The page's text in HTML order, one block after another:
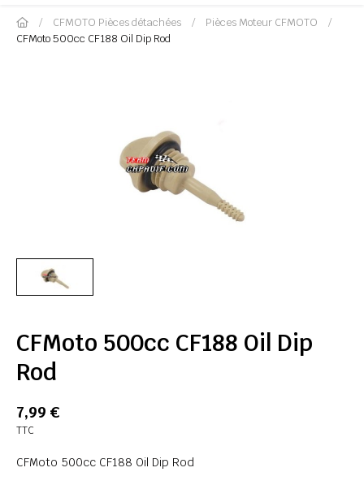
CFMOTO Pièces détachées
Pièces Moteur CFMOTO
CFMoto 500cc CF188 Oil Dip Rod
CFMoto 500cc CF188 Oil Dip
Rod
7,99 €
TTC
CFMoto 500cc CF188 Oil Dip Rod